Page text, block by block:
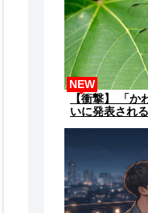
【衝撃】 「か
いに発表される
NEW